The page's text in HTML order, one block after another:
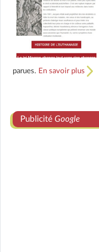
parues. En savoir plus
Publicité Google